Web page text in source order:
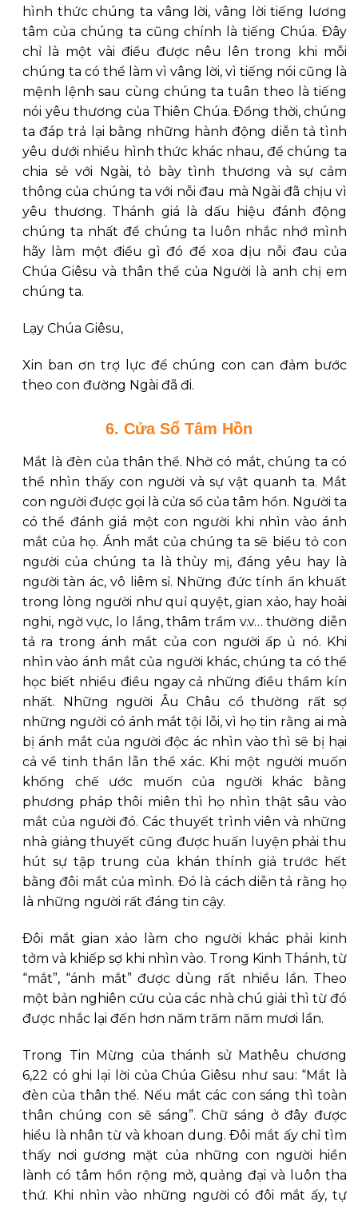
hình thức chúng ta vâng lời, vâng lời tiếng lương
tâm của chúng ta cũng chính là tiếng Chúa. Ðây
chỉ là một vài điều được nêu lên trong khi mỗi
chúng ta có thể làm vì vâng lời, vì tiếng nói cũng là
mệnh lệnh sau cùng chúng ta tuân theo là tiếng
nói yêu thương của Thiên Chúa. Ðồng thời, chúng
ta đáp trả lại bằng những hành động diễn tả tình
yêu dưới nhiều hình thức khác nhau, để chúng ta
chia sẻ với Ngài, tỏ bày tình thương và sự cảm
thông của chúng ta với nỗi đau mà Ngài đã chịu vì
yêu thương. Thánh giá là dấu hiệu đánh động
chúng ta nhất để chúng ta luôn nhắc nhớ mình
hãy làm một điều gì đó để xoa dịu nỗi đau của
Chúa Giêsu và thân thể của Người là anh chị em
chúng ta.
Lạy Chúa Giêsu,
Xin ban ơn trợ lực để chúng con can đảm bước
theo con đường Ngài đã đi.
6. Cửa Sổ Tâm Hồn
Mắt là đèn của thân thể. Nhờ có mắt, chúng ta có
thể nhìn thấy con người và sự vật quanh ta. Mắt
con người được gọi là cửa sổ của tâm hồn. Người ta
có thể đánh giá một con người khi nhìn vào ánh
mắt của họ. Ánh mắt của chúng ta sẽ biểu tỏ con
người của chúng ta là thùy mị, đáng yêu hay là
người tàn ác, vô liêm sỉ. Những đức tính ẩn khuất
trong lòng người như quỉ quyệt, gian xảo, hay hoài
nghi, ngờ vực, lo lắng, thâm trầm v.v… thường diễn
tả ra trong ánh mắt của con người ấp ủ nó. Khi
nhìn vào ánh mắt của người khác, chúng ta có thể
học biết nhiều điều ngay cả những điều thầm kín
nhất. Những người Âu Châu cổ thường rất sợ
những người có ánh mắt tội lỗi, vì họ tin rằng ai mà
bị ánh mắt của người độc ác nhìn vào thì sẽ bị hại
cả về tinh thần lẫn thể xác. Khi một người muốn
khống chế ước muốn của người khác bằng
phương pháp thôi miên thì họ nhìn thật sâu vào
mắt của người đó. Các thuyết trình viên và những
nhà giảng thuyết cũng được huấn luyện phải thu
hút sự tập trung của khán thính giả trước hết
bằng đôi mắt của mình. Ðó là cách diễn tả rằng họ
là những người rất đáng tin cậy.
Ðôi mắt gian xảo làm cho người khác phải kinh
tởm và khiếp sợ khi nhìn vào. Trong Kinh Thánh, từ
“mắt”, “ánh mắt” được dùng rất nhiều lần. Theo
một bản nghiên cứu của các nhà chú giải thì từ đó
được nhắc lại đến hơn năm trăm năm mươi lần.
Trong Tin Mừng của thánh sử Mathêu chương
6,22 có ghi lại lời của Chúa Giêsu như sau: “Mắt là
đèn của thân thể. Nếu mắt các con sáng thì toàn
thân chúng con sẽ sáng”. Chữ sáng ở đây được
hiểu là nhân từ và khoan dung. Ðôi mắt ấy chỉ tìm
thấy nơi gương mặt của những con người hiền
lành có tâm hồn rộng mở, quảng đại và luôn tha
thứ. Khi nhìn vào những người có đôi mắt ấy, tự